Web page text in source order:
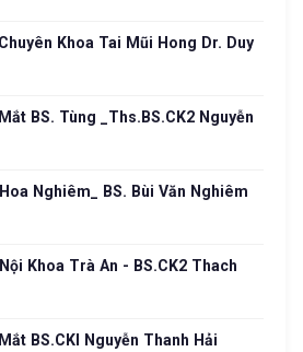
Khoa Tai Mũi Hong Dr. Duy
BS. Tùng _Ths.BS.CK2 Nguyễn
Nghiêm_ BS. Bùi Văn Nghiêm
Khoa Trà An - BS.CK2 Thach
BS.CKI Nguyễn Thanh Hải